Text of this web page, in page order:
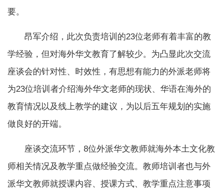
要。
昂军介绍，此次负责培训的23位老师有着丰富的教
学经验，但对海外华文教育了解较少。为凸显此次交流
座谈会的针对性、时效性，有思想有能力的外派老师将
为23位培训者介绍海外华文老师的现状、华语在海外的
教育情况以及线上教学的建议，为以后五年规划的实施
做良好的开端。
座谈交流环节，8位外派华文教师就海外本土文化教
师相关情况及教学重点做经验交流。教师培训者也与外
派华文教师就授课内容、授课方式、教学重点注意事项